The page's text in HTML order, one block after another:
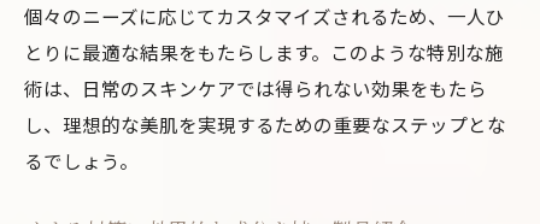
個々のニーズに応じてカスタマイズされるため、一人ひ
とりに最適な結果をもたらします。このような特別な施
術は、日常のスキンケアでは得られない効果をもたら
し、理想的な美肌を実現するための重要なステップとな
るでしょう。